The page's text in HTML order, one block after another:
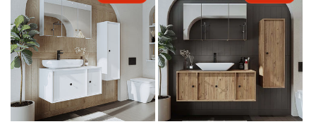
Halten Sie mich über Neuigkeiten und Angebote auf dem
Laufenden
Weitere Informationen zur Verarbeitung Ihrer Daten für Marketingkommunikation
finden Sie in unserer Datenschutzrichtlinie.
Einreichen